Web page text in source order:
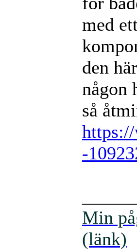
med
den
någon
så
-
Min
(länk)